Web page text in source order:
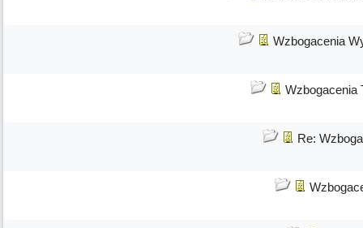
Wzbogacenia
Wzbogacenia
Re: